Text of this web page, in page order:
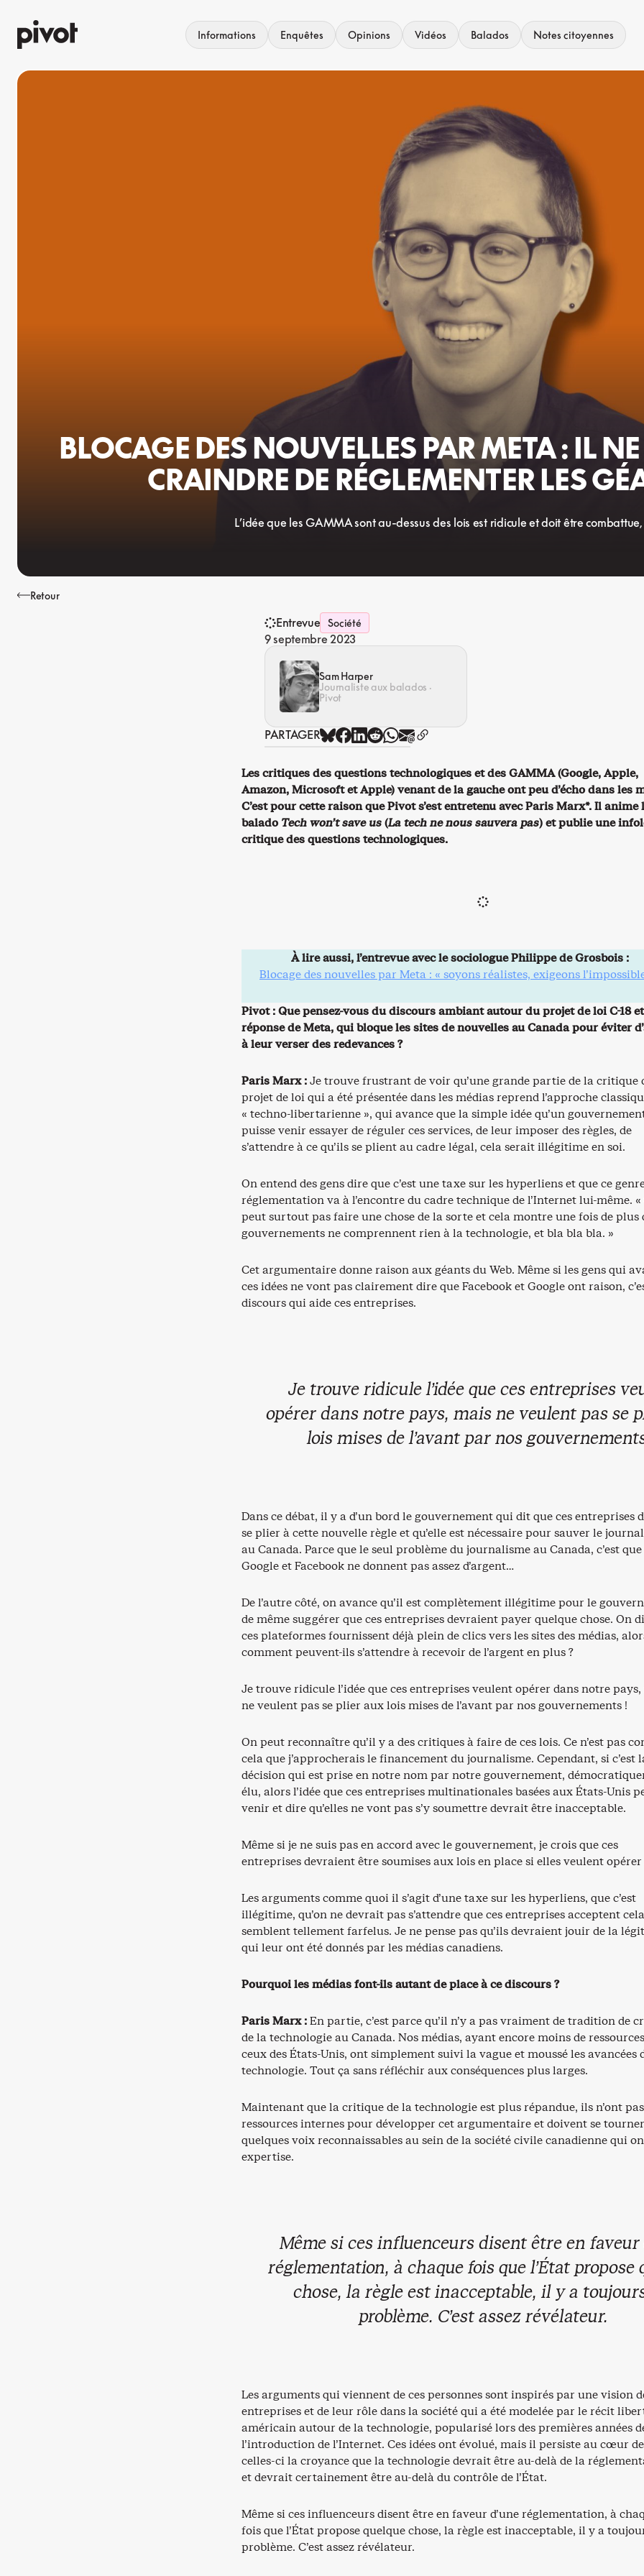
au
contenu
Informations Enquêtes Opinions Vidéos Balados Notes citoyennes
BLOCAGE DES NOUVELLES PAR META : IL
CRAINDRE DE RÉGLEMENTER LES
L’idée que les GAMMA sont au-dessus des lois est ridicule et doit être
Retour
Entrevue Société
9 septembre 2023
Sam Harper
Journaliste aux balados ·
Pivot
PARTAGER
Les critiques des questions technologiques et des GAMMA (Google, Apple,
Amazon, Microsoft et Apple) venant de la gauche ont peu d’écho dans les
C’est pour cette raison que Pivot s’est entretenu avec Paris Marx*. Il anime
balado Tech won’t save us(La tech ne nous sauvera pas) et publie une
critique des questions technologiques.
À lire aussi, l’entrevue avec le sociologue Philippe de Grosbois :
Blocage des nouvelles par Meta : « soyons réalistes, exigeons
Pivot : Que pensez-vous du discours ambiant autour du projet de loi C-18
réponse de Meta, qui bloque les sites de nouvelles au Canada pour éviter
à leur verser des redevances ?
Paris Marx :Je trouve frustrant de voir qu’une grande partie de la critique
projet de loi qui a été présentée dans les médias reprend l’approche
« techno-libertarienne », qui avance que la simple idée qu’un
puisse venir essayer de réguler ces services, de leur imposer des règles, de
s’attendre à ce qu’ils se plient au cadre légal, cela serait illégitime en soi.
On entend des gens dire que c’est une taxe sur les hyperliens et que ce
réglementation va à l’encontre du cadre technique de l’Internet lui-même. «
peut surtout pas faire une chose de la sorte et cela montre une fois de plus
gouvernements ne comprennent rien à la technologie, et bla bla bla. »
Cet argumentaire donne raison aux géants du Web. Même si les gens qui
ces idées ne vont pas clairement dire que Facebook et Google ont raison,
discours qui aide ces entreprises.
Je trouve ridicule l’idée que ces entreprises
opérer dans notre pays, mais ne veulent pas se
lois mises de l’avant par nos
Dans ce débat, il y a d’un bord le gouvernement qui dit que ces entreprises
se plier à cette nouvelle règle et qu’elle est nécessaire pour sauver le
au Canada. Parce que le seul problème du journalisme au Canada, c’est que
Google et Facebook ne donnent pas assez d’argent…
De l’autre côté, on avance qu’il est complètement illégitime pour le
de même suggérer que ces entreprises devraient payer quelque chose. On
ces plateformes fournissent déjà plein de clics vers les sites des médias,
comment peuvent-ils s’attendre à recevoir de l’argent en plus ?
Je trouve ridicule l’idée que ces entreprises veulent opérer dans notre
ne veulent pas se plier aux lois mises de l’avant par nos gouvernements !
On peut reconnaître qu’il y a des critiques à faire de ces lois. Ce n’est pas
cela que j’approcherais le financement du journalisme. Cependant, si c’est
décision qui est prise en notre nom par notre gouvernement,
élu, alors l’idée que ces entreprises multinationales basées aux États-Unis
venir et dire qu’elles ne vont pas s’y soumettre devrait être inacceptable.
Même si je ne suis pas en accord avec le gouvernement, je crois que ces
entreprises devraient être soumises aux lois en place si elles veulent
Les arguments comme quoi il s’agit d’une taxe sur les hyperliens, que c’est
illégitime, qu’on ne devrait pas s’attendre que ces entreprises acceptent
semblent tellement farfelus. Je ne pense pas qu’ils devraient jouir de la
qui leur ont été donnés par les médias canadiens.
Pourquoi les médias font-ils autant de place à ce discours ?
Paris Marx :En partie, c’est parce qu’il n’y a pas vraiment de tradition de
de la technologie au Canada. Nos médias, ayant encore moins de
ceux des États-Unis, ont simplement suivi la vague et moussé les avancées
technologie. Tout ça sans réfléchir aux conséquences plus larges.
Maintenant que la critique de la technologie est plus répandue, ils n’ont
ressources internes pour développer cet argumentaire et doivent se
quelques voix reconnaissables au sein de la société civile canadienne qui
expertise.
Même si ces influenceurs disent être en faveur
réglementation, à chaque fois que l’État propose
chose, la règle est inacceptable, il y a
problème. C’est assez révélateur.
Les arguments qui viennent de ces personnes sont inspirés par une vision
entreprises et de leur rôle dans la société qui a été modelée par le récit
américain autour de la technologie, popularisé lors des premières années
l’introduction de l’Internet. Ces idées ont évolué, mais il persiste au cœur de
celles-ci la croyance que la technologie devrait être au-delà de la
et devrait certainement être au-delà du contrôle de l’État.
Même si ces influenceurs disent être en faveur d’une réglementation, à
fois que l’État propose quelque chose, la règle est inacceptable, il y a
problème. C’est assez révélateur.